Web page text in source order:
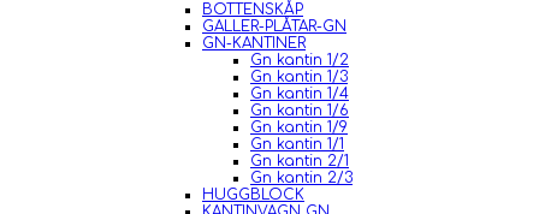
BOTTENSKÅP
GALLER-PLÅTAR-GN
GN-KANTINER
Gn kantin 1/2
Gn kantin 1/3
Gn kantin 1/4
Gn kantin 1/6
Gn kantin 1/9
Gn kantin 1/1
Gn kantin 2/1
Gn kantin 2/3
HUGGBLOCK